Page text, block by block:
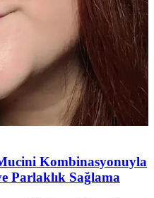
Kombinasyonuyla
Parlaklık Sağlama